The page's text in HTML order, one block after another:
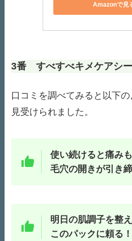
Amazonで見
3番 すべすべキメケアシー
口コミを調べてみると以下
見受けられました。
使い続けると痛み
毛穴の開きが引き
明日の肌調子を整
このパックに頼る！